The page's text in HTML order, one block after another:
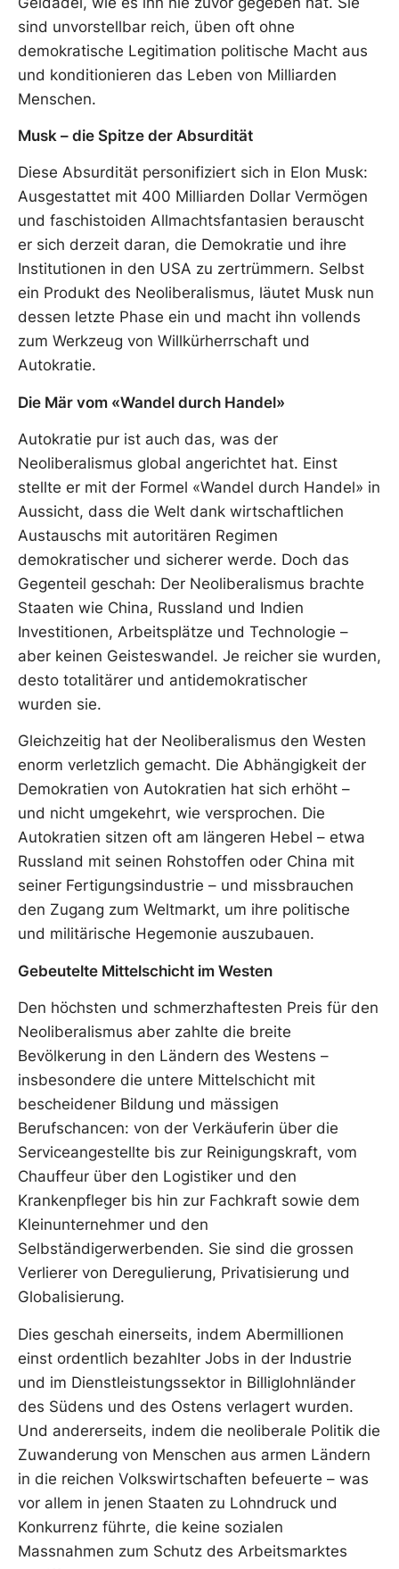
sind unvorstellbar reich, üben oft ohne
demokratische Legitimation politische Macht aus
und konditionieren das Leben von Milliarden
Menschen.
Musk – die Spitze der Absurdität
Diese Absurdität personifiziert sich in Elon Musk:
Ausgestattet mit 400 Milliarden Dollar Vermögen
und faschistoiden Allmachtsfantasien berauscht
er sich derzeit daran, die Demokratie und ihre
Institutionen in den USA zu zertrümmern. Selbst
ein Produkt des Neoliberalismus, läutet Musk nun
dessen letzte Phase ein und macht ihn vollends
zum Werkzeug von Willkürherrschaft und
Autokratie.
Die Mär vom «Wandel durch Handel»
Autokratie pur ist auch das, was der
Neoliberalismus global angerichtet hat. Einst
stellte er mit der Formel «Wandel durch Handel» in
Aussicht, dass die Welt dank wirtschaftlichen
Austauschs mit autoritären Regimen
demokratischer und sicherer werde. Doch das
Gegenteil geschah: Der Neoliberalismus brachte
Staaten wie China, Russland und Indien
Investitionen, Arbeitsplätze und Technologie –
aber keinen Geisteswandel. Je reicher sie wurden,
desto totalitärer und antidemokratischer
wurden sie.
Gleichzeitig hat der Neoliberalismus den Westen
enorm verletzlich gemacht. Die Abhängigkeit der
Demokratien von Autokratien hat sich erhöht –
und nicht umgekehrt, wie versprochen. Die
Autokratien sitzen oft am längeren Hebel – etwa
Russland mit seinen Rohstoffen oder China mit
seiner Fertigungsindustrie – und missbrauchen
den Zugang zum Weltmarkt, um ihre politische
und militärische Hegemonie auszubauen.
Gebeutelte Mittelschicht im Westen
Den höchsten und schmerzhaftesten Preis für den
Neoliberalismus aber zahlte die breite
Bevölkerung in den Ländern des Westens –
insbesondere die untere Mittelschicht mit
bescheidener Bildung und mässigen
Berufschancen: von der Verkäuferin über die
Serviceangestellte bis zur Reinigungskraft, vom
Chauffeur über den Logistiker und den
Krankenpfleger bis hin zur Fachkraft sowie dem
Kleinunternehmer und den
Selbständigerwerbenden. Sie sind die grossen
Verlierer von Deregulierung, Privatisierung und
Globalisierung.
Dies geschah einerseits, indem Abermillionen
einst ordentlich bezahlter Jobs in der Industrie
und im Dienstleistungssektor in Billiglohnländer
des Südens und des Ostens verlagert wurden.
Und andererseits, indem die neoliberale Politik die
Zuwanderung von Menschen aus armen Ländern
in die reichen Volkswirtschaften befeuerte – was
vor allem in jenen Staaten zu Lohndruck und
Konkurrenz führte, die keine sozialen
Massnahmen zum Schutz des Arbeitsmarktes